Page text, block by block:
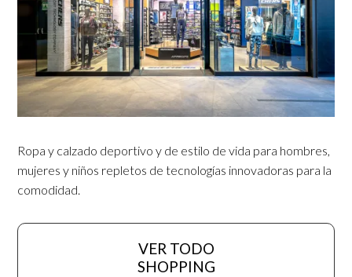
Ropa y calzado deportivo y de estilo de vida para hombres,
mujeres y niños repletos de tecnologías innovadoras para la
comodidad.
VER TODO
SHOPPING